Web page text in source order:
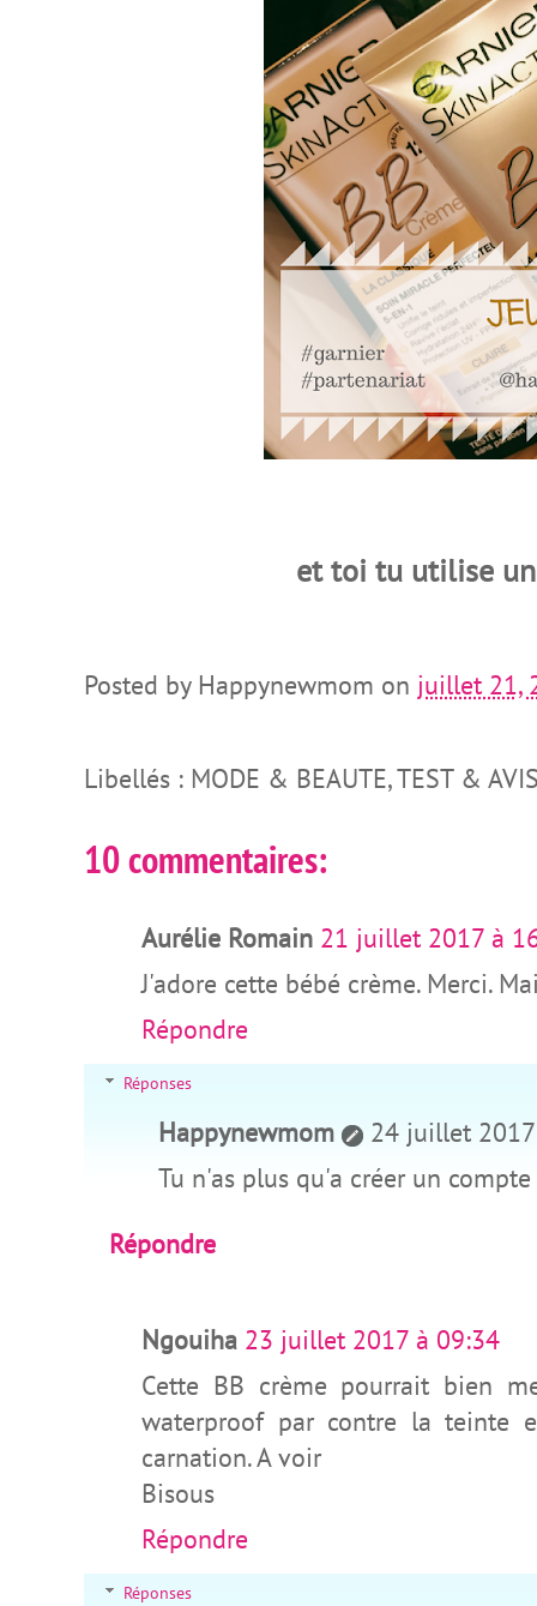
et toi tu utilise
Posted by Happynewmom on juillet 21,
Libellés : MODE & BEAUTE, TEST &
10 commentaires:
Aurélie Romain 21 juillet 2017 à
J'adore cette bébé crème. Merci.
Répondre
Réponses
Happynewmom
24 juillet
Tu n'as plus qu'a créer un compte
Répondre
Ngouiha 23 juillet 2017 à 09:34
Cette BB crème pourrait bien
waterproof par contre la teinte
carnation. A voir
Bisous
Répondre
Réponses